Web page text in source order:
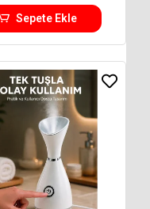
Sepete Ekle